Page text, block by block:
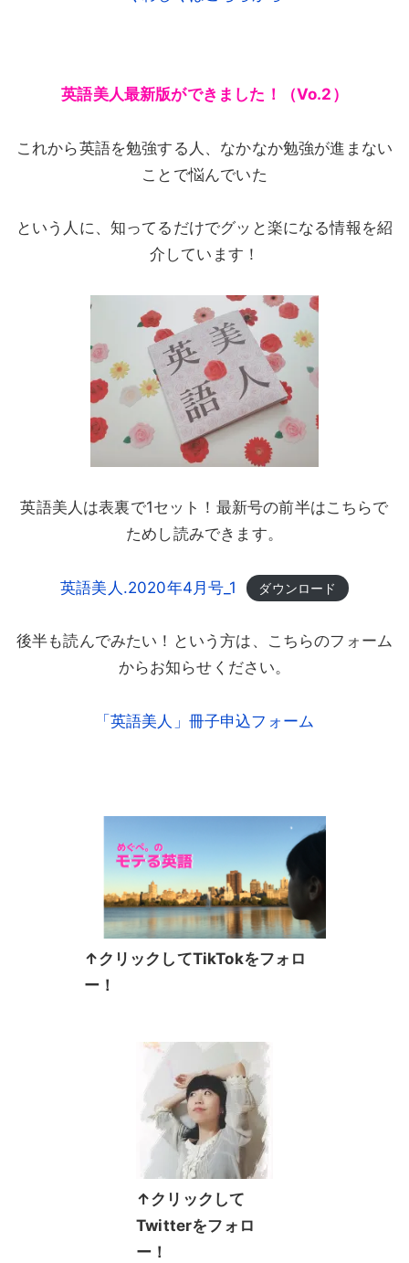
英語美人最新版ができました！（Vo.2）
これから英語を勉強する人、なかなか勉強が進まない
ことで悩んでいた
という人に、知ってるだけでグッと楽になる情報を紹
介しています！
英語美人は表裏で1セット！最新号の前半はこちらで
ためし読みできます。
英語美人.2020年4月号_1 ダウンロード
後半も読んでみたい！という方は、こちらのフォーム
からお知らせください。
「英語美人」冊子申込フォーム
↑クリックしてTikTokをフォロ
ー！
↑クリックして
Twitterをフォロ
ー！